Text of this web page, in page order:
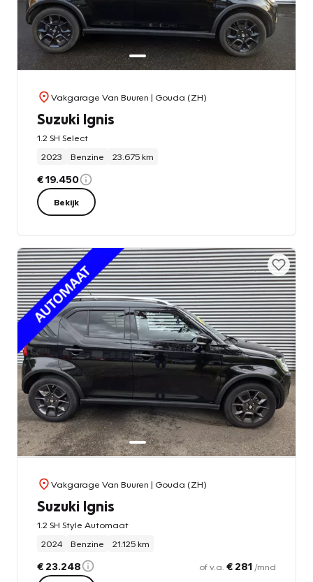
Vakgarage Van Buuren | Gouda (ZH)
Suzuki Ignis
1.2 SH Select
2023
Benzine 23.675 km
€ 19.450
Bekijk
Vakgarage Van Buuren | Gouda (ZH)
Suzuki Ignis
1.2 SH Style Automaat
2024
Benzine 21.125 km
€ 23.248 of v.a. € 281 /mnd